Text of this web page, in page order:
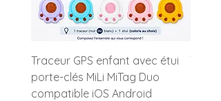
Etanchéité :Etanche 10 ATM
Garantie :2 ans
Incluse
Livrée prête à offrir
Traceur GPS enfant avec étui
porte-clés MiLi MiTag Duo
compatible iOS Android